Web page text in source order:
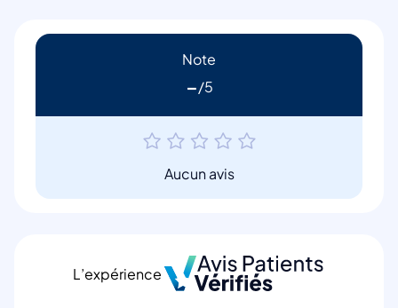
Note
-
Aucun avis
L’expérience